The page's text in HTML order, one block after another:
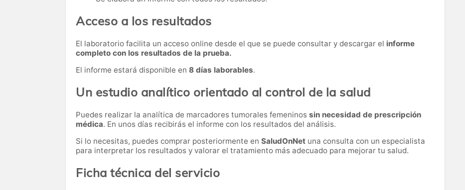
Acceso a los resultados
El laboratorio facilita un acceso online desde el que se puede consultar y descargar el informe
completo con los resultados de la prueba.
El informe estará disponible en 8 días laborables.
Un estudio analítico orientado al control de la salud
Puedes realizar la analítica de marcadores tumorales femeninos sin necesidad de prescripción
médica. En unos días recibirás el informe con los resultados del análisis.
Si lo necesitas, puedes comprar posteriormente en SaludOnNet una consulta con un especialista
para interpretar los resultados y valorar el tratamiento más adecuado para mejorar tu salud.
Ficha técnica del servicio